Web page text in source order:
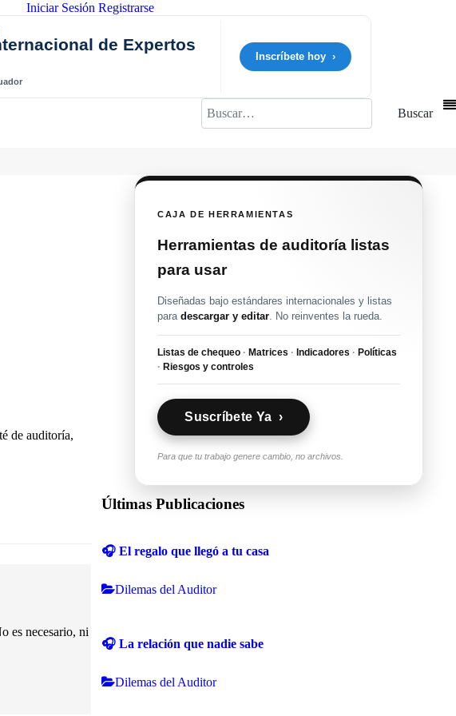
Iniciar Sesión Registrarse
de Expertos
Inscríbete hoy ›
Buscar
Buscar
de auditoría,
es necesario, ni
CAJA DE HERRAMIENTAS
Herramientas de auditoría listas
para usar
Diseñadas bajo estándares internacionales y listas
paradescargar y editar. No reinventes la rueda.
Listas de chequeo · Matrices · Indicadores · Políticas
· Riesgos y controles
Suscríbete Ya ›
Para que tu trabajo genere cambio, no archivos.
Últimas Publicaciones
🎧 El regalo que llegó a tu casa
Dilemas del Auditor
🎧 La relación que nadie sabe
Dilemas del Auditor